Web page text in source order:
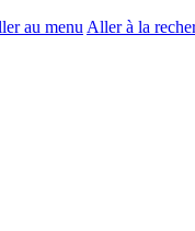
au menu Aller à la